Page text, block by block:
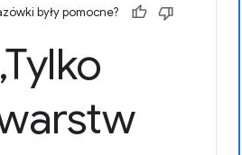
były pomocne?